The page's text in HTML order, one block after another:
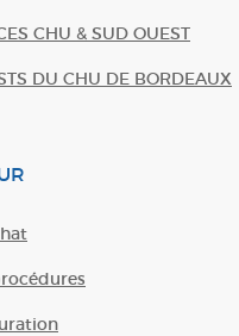
CHU & SUD OUEST
DU CHU DE BORDEAUX